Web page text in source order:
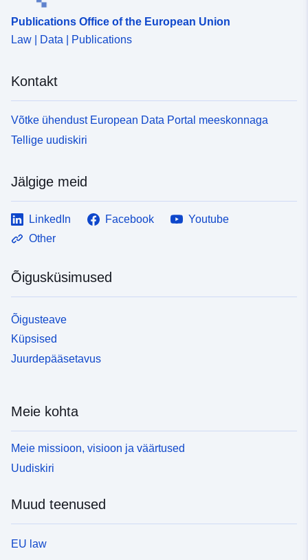
Publications Office of the European Union
Law | Data | Publications
Kontakt
Võtke ühendust European Data Portal meeskonnaga
Tellige uudiskiri
Jälgige meid
LinkedIn Facebook
Youtube
Other
Õigusküsimused
Õigusteave
Küpsised
Juurdepääsetavus
Meie kohta
Meie missioon, visioon ja väärtused
Uudiskiri
Muud teenused
EU law